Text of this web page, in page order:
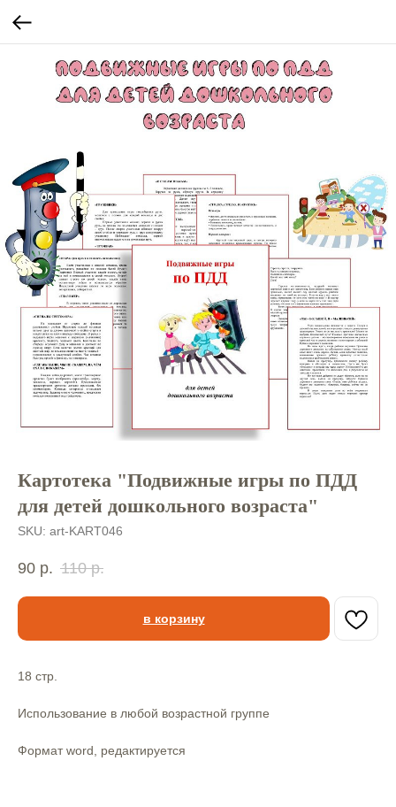
Картотека "Подвижные игры по ПДД
для детей дошкольного возраста"
SKU: art-KART046
90 р. 110 р.
в корзину
18 стр.
Использование в любой возрастной группе
Формат word, редактируется